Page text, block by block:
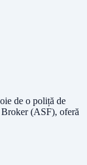
de o poliță de
(ASF), oferă